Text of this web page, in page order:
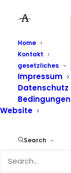
Home
Kontakt
gesetzliches
Impressum
Datenschutz
Website
Search